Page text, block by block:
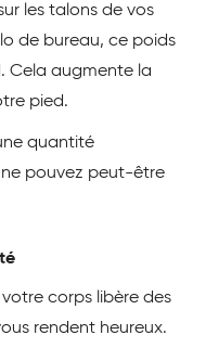
les talons de vos
de bureau, ce poids
Cela augmente la
pied.
quantité
pouvez peut-être
votre corps libère des
rendent heureux.